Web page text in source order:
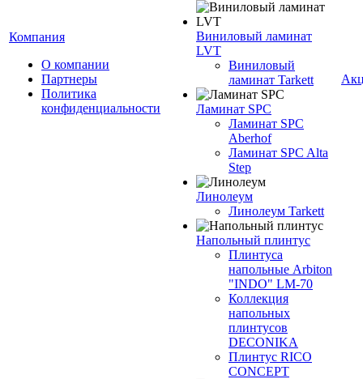
Компания
О компании
Партнеры
Политика
конфиденциальности
Виниловый ламинат
LVT
Виниловый
ламинат Tarkett
Ламинат SPC
Ламинат SPC
Aberhof
Ламинат SPC Alta
Step
Линолеум
Линолеум Tarkett
Напольный плинтус
Плинтуса
напольные Arbiton
"INDO" LM-70
Коллекция
напольных
плинтусов
DECONIKA
Плинтус RICO
CONCEPT